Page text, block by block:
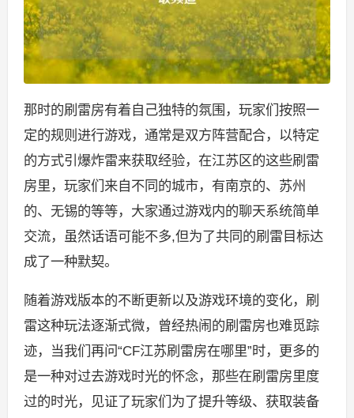
那时的刷雷房有着自己独特的氛围，玩家们按照一
定的规则进行游戏，通常是双方阵营配合，以特定
的方式引爆炸雷来获取经验，在江苏区的这些刷雷
房里，玩家们来自不同的城市，有南京的、苏州
的、无锡的等等，大家通过游戏内的聊天系统简单
交流，虽然话语可能不多,但为了共同的刷雷目标达
成了一种默契。
随着游戏版本的不断更新以及游戏环境的变化，刷
雷这种玩法逐渐式微，曾经热闹的刷雷房也难觅踪
迹，当我们再问“CF江苏刷雷房在哪里”时，更多的
是一种对过去游戏时光的怀念，那些在刷雷房里度
过的时光，见证了玩家们为了提升等级、获取装备